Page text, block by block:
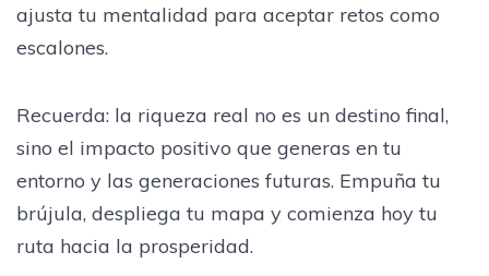
ajusta tu mentalidad para aceptar retos como
escalones.
Recuerda: la riqueza real no es un destino final,
sino el impacto positivo que generas en tu
entorno y las generaciones futuras. Empuña tu
brújula, despliega tu mapa y comienza hoy tu
ruta hacia la prosperidad.